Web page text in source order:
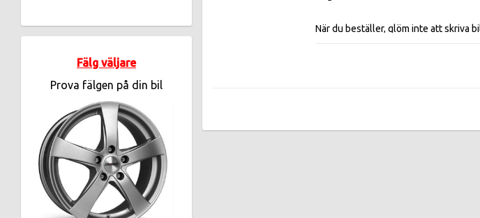
Fälg väljare
Prova fälgen på din bil
När du beställer, glöm inte att skriva